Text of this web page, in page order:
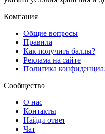
Компания
Общие вопросы
Правила
Как получить баллы?
Реклама на сайте
Политика
Сообщество
О нас
Контакты
Найди ответ
Чат